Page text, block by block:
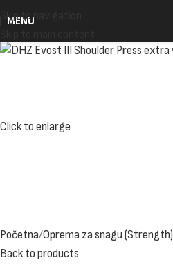
Skip to navigation
MENU
Click to enlarge
Početna Oprema za snagu (Strength)
Back to products